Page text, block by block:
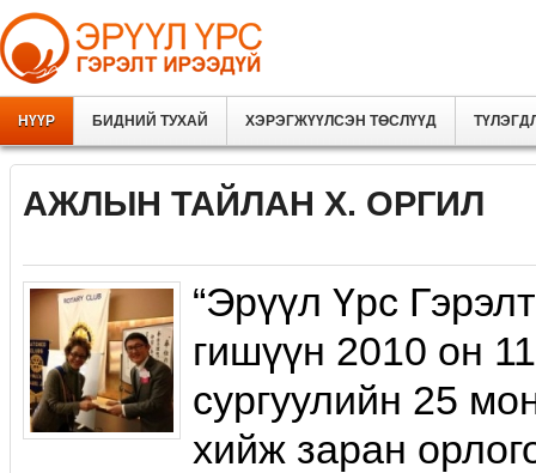
НҮҮР БИДНИЙ ТУХАЙ ХЭРЭГЖҮҮЛСЭН ТӨСЛҮҮД
АЖЛЫН ТАЙЛАН Х. ОРГИЛ
“Эрүүл Үрс
гишүүн 2010 он
сургуулийн 25
хийж заран